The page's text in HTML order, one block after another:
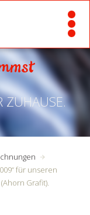
ZUHAUSE.
für unseren
Grafit).